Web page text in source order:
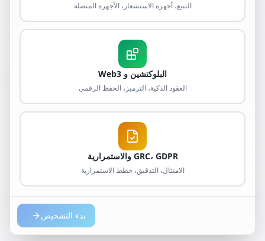
التتبع، أجهزة الاستشعار، الأجهزة المتصلة
البلوكتشين و Web3
العقود الذكية، الترميز، الحفظ الرقمي
GRC، GDPR والاستمرارية
الامتثال، التدقيق، خطط الاستمرارية
بدء التشخيص